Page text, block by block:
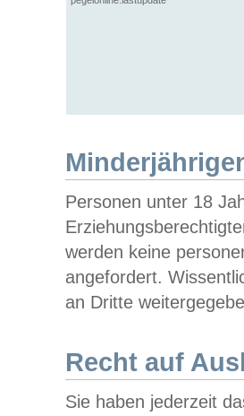
Personen unter 18
werden keine
angefordert.
an Dritte
Recht auf
Sie haben jederzeit